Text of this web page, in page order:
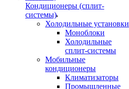
Кондиционеры (сплит-
системы)
Холодильные установки
Моноблоки
Холодильные
сплит-системы
Мобильные
кондиционеры
Климатизаторы
Промышленные